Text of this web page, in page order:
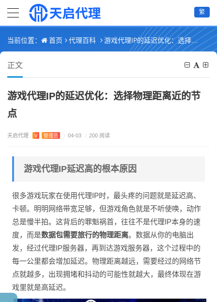
繁
当前位置： 首页 代理百科 游戏代理IP的延迟优化：选择物理距离近的节点
正文
游戏代理IP的延迟优化：选择物理距离近的节
点
天启代理 V 管理员 / 04-03 / 200 阅读
游戏代理IP延迟高的根本原因
很多游戏玩家在使用代理IP时，最头疼的问题就是延迟高、
卡顿。明明网络带宽足够，但游戏角色就是不听使唤，动作
总是慢半拍。这背后的罪魁祸首，往往不是代理IP本身的速
度，而是数据包需要旅行的物理距离。数据从你的电脑出
发，经过代理IP服务器，再到达游戏服务器，这个过程中的
每一公里都会增加延迟。物理距离越远，需要经过的网络节
点就越多，出现拥堵和抖动的可能性就越大，最终体现在游
戏里就是高延迟。